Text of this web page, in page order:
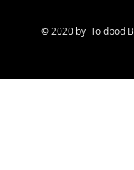
© 2020 by Toldbod